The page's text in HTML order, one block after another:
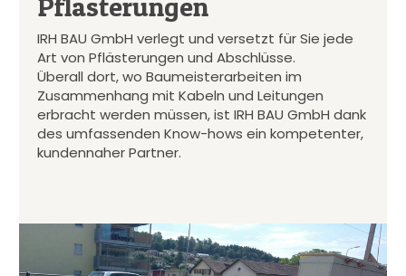
IRH BAU GmbH verlegt und versetzt für Sie jede
Art von Pflästerungen und Abschlüsse.
Überall dort, wo Baumeisterarbeiten im
Zusammenhang mit Kabeln und Leitungen
erbracht werden müssen, ist IRH BAU GmbH dank
des umfassenden Know-hows ein kompetenter,
kundennaher Partner.